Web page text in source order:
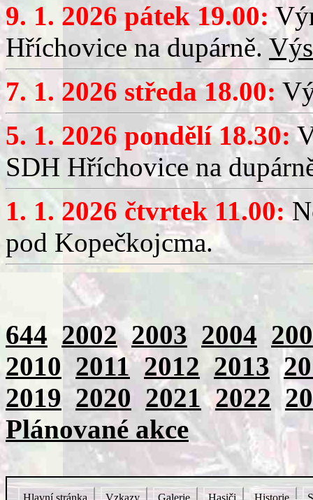
9. 1. 2026 pátek 19.00:
Hříchovice na dupárně.
7. 1. 2026 středa 18.00:
5. 1. 2026 pondělí 18.30:
SDH Hříchovice na
1. 1. 2026 čtvrtek 11.00:
pod Kopečkojcma.
644 2002 2003 2004
2010 2011 2012 2013
2019 2020 2021 2022
Plánované akce
Hlavní stránka Vzkazy Galerie Hasiči Historie